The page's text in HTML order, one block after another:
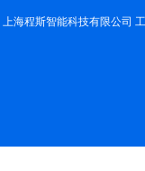
上海程斯智能科技有限公司